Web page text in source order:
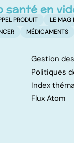
PRODUIT
LE MAG
MÉDICAMENTS
Gestion
Politiques
Index
Flux Atom